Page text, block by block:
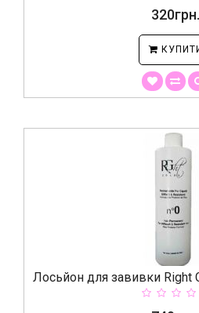
320грн.
Лосьйон для завивки Right